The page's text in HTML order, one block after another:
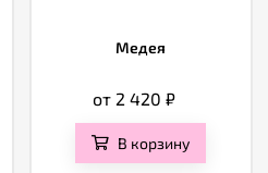
Медея
от 2 420₽
В корзину